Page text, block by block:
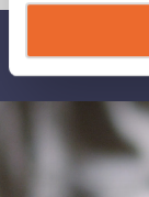
CONDIVIDI SU